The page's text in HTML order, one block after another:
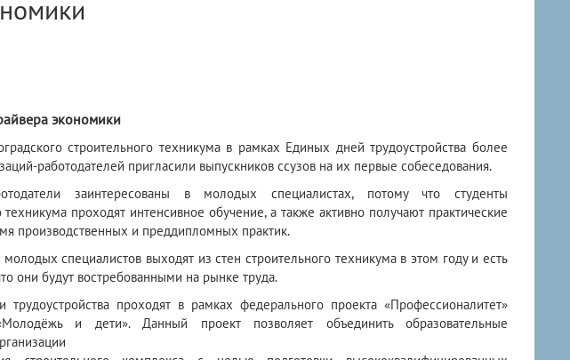
экономики
строительного техникума в рамках Единых дней трудоустройства более
работодателей пригласили выпускников ссузов на их первые собеседования.
заинтересованы в молодых специалистах, потому что студенты
техникума проходят интенсивное обучение, а также активно получают практические
производственных и преддипломных практик.
молодых специалистов выходят из стен строительного техникума в этом году и есть
они будут востребованными на рынке труда.
проходят в рамках федерального проекта «Профессионалитет»
и дети». Данный проект позволяет объединить образовательные